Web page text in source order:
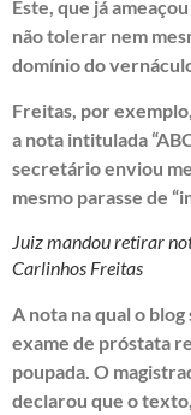
Este, que já
não tolerar nem
domínio do
Freitas, por
a nota intitulada
secretário enviou
mesmo parasse de
Juiz mandou retirar
Carlinhos Freitas
A nota na qual o
exame de próstata
poupada. O
declarou que o